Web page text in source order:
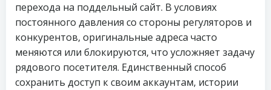
перехода на поддельный сайт. В условиях
постоянного давления со стороны регуляторов и
конкурентов, оригинальные адреса часто
меняются или блокируются, что усложняет задачу
рядового посетителя. Единственный способ
сохранить доступ к своим аккаунтам, истории